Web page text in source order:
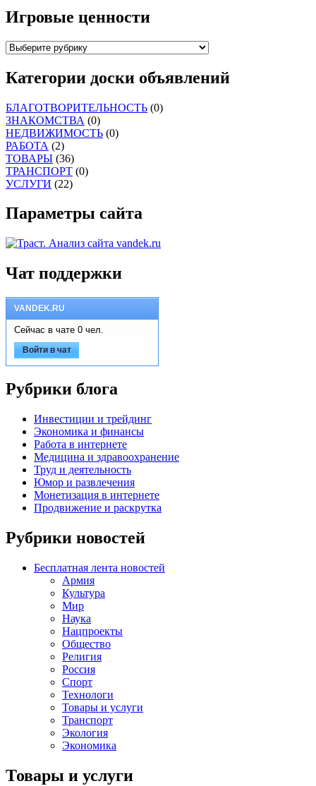
Игровые ценности
Категории доски объявлений
БЛАГОТВОРИТЕЛЬНОСТЬ (0)
ЗНАКОМСТВА (0)
НЕДВИЖИМОСТЬ (0)
РАБОТА (2)
ТОВАРЫ (36)
ТРАНСПОРТ (0)
УСЛУГИ (22)
Параметры сайта
Чат поддержки
VANDEK.RU
Сейчас в чате 0 чел.
Войти в чат
Рубрики блога
Инвестиции и трейдинг
Экономика и финансы
Работа в интернете
Медицина и здравоохранение
Труд и деятельность
Юмор и развлечения
Монетизация в интернете
Продвижение и раскрутка
Рубрики новостей
Бесплатная лента новостей
Армия
Культура
Мир
Наука
Нацпроекты
Общество
Религия
Россия
Спорт
Технологи
Товары и услуги
Транспорт
Экология
Экономика
Товары и услуги